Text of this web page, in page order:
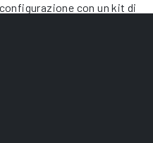
con un kit di